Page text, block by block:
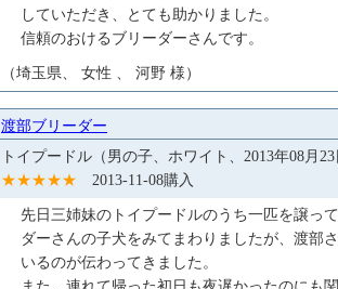
していただき、とても助かりました。
信頼のおけるブリーダーさんです。
（埼玉県、 女性 、 河野 様）
渡部ブリーダー
トイプードル（男の子、ホワイト、2013年08月23
★★★★★ 2013-11-08購入
先日三姉妹のトイプードルのうち一匹を譲っ
ダーさんの子犬をみてまわりましたが、渡部
いるのが伝わってきました。